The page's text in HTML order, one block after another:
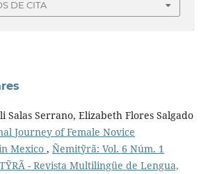
DE CITA
Salas Serrano, Elizabeth Flores Salgado
Journey of Female Novice
Mexico , Ñemitỹrã: Vol. 6 Núm. 1
- Revista Multilingüe de Lengua,